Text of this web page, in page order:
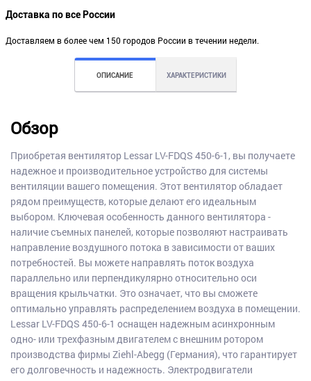
Доставка по все России
Доставляем в более чем 150 городов России в течении недели.
ОПИСАНИЕ ХАРАКТЕРИСТИКИ
Обзор
Приобретая вентилятор Lessar LV-FDQS 450-6-1, вы получаете
надежное и производительное устройство для системы
вентиляции вашего помещения. Этот вентилятор обладает
рядом преимуществ, которые делают его идеальным
выбором. Ключевая особенность данного вентилятора -
наличие съемных панелей, которые позволяют настраивать
направление воздушного потока в зависимости от ваших
потребностей. Вы можете направлять поток воздуха
параллельно или перпендикулярно относительно оси
вращения крыльчатки. Это означает, что вы сможете
оптимально управлять распределением воздуха в помещении.
Lessar LV-FDQS 450-6-1 оснащен надежным асинхронным
одно- или трехфазным двигателем с внешним ротором
производства фирмы Ziehl-Abegg (Германия), что гарантирует
его долговечность и надежность. Электродвигатели